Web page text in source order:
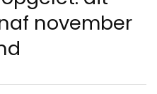
november